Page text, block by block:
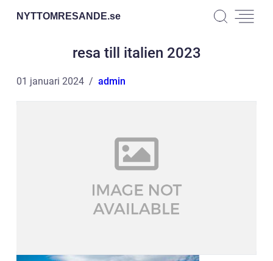
NYTTOMRESANDE.se
resa till italien 2023
01 januari 2024 admin